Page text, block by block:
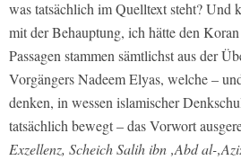
was tatsächlich im Quelltext steht? Und
mit der Behauptung, ich hätte den
Passagen stammen sämtlichst aus der
Vorgängers Nadeem Elyas, welche –
denken, in wessen islamischer
tatsächlich bewegt – das Vorwort
Exzellenz, Scheich Salih ibn ‚Abd al-